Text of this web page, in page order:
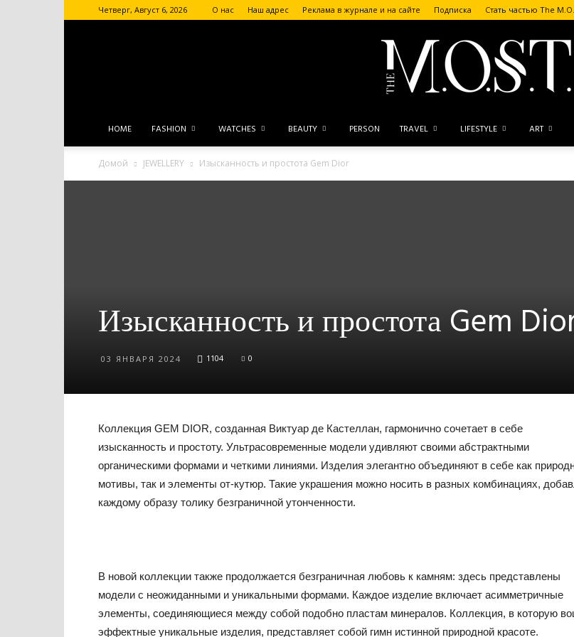
Четверг, Август 6, 2026 О нас Наш адрес Реклама в журнале и на сайте Подписка Стать частью The
The
HOME FASHION WATCHES BEAUTY PERSON TRAVEL LIFESTYLE ART
Домой JEWELLERY Изысканность и простота Gem Dior
Изысканность и простота Gem
03 ЯНВАРЯ 2024 1104 0
Коллекция GEM DIOR, созданная Виктуар де Кастеллан, гармонично сочетает в себе
изысканность и простоту. Ультрасовременные модели удивляют своими абстрактными
органическими формами и четкими линиями. Изделия элегантно объединяют в себе как
мотивы, так и элементы от-кутюр. Такие украшения можно носить в разных комбинациях,
каждому образу толику безграничной утонченности.
В новой коллекции также продолжается безграничная любовь к камням: здесь представлены
модели с неожиданными и уникальными формами. Каждое изделие включает асимметричные
элементы, соединяющиеся между собой подобно пластам минералов. Коллекция, в которую
эффектные уникальные изделия, представляет собой гимн истинной природной красоте.